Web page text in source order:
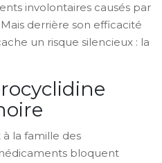
involontaires causés par
derrière son efficacité
un risque silencieux : la
la famille des
bloquent